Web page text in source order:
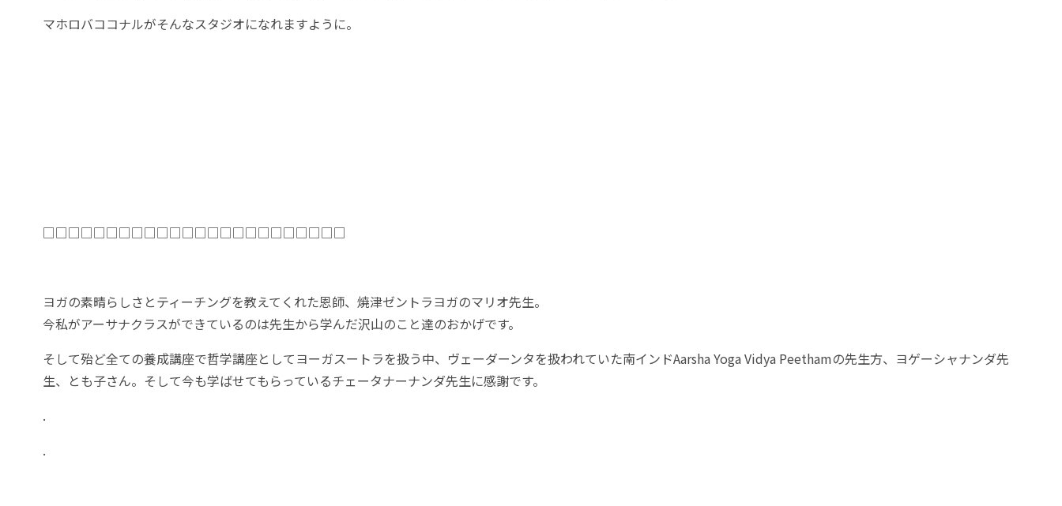
マホロバココナルがそんなスタジオになれますように。
□□□□□□□□□□□□□□□□□□□□□□□□
ヨガの素晴らしさとティーチングを教えてくれた恩師、焼津ゼントラヨガのマリオ先生。
今私がアーサナクラスができているのは先生から学んだ沢山のこと達のおかげです。
そして殆ど全ての養成講座で哲学講座としてヨーガスートラを扱う中、ヴェーダーンタを扱われていた南インドAarsha Yoga Vidya Peethamの先生方、ヨゲーシャナンダ先
生、とも子さん。そして今も学ばせてもらっているチェータナーナンダ先生に感謝です。
.
.